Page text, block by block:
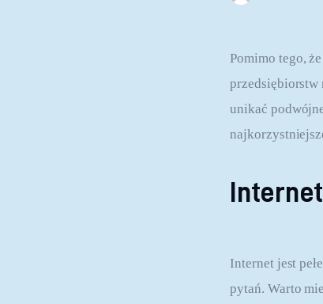
Pomimo tego,
przedsiębiorstw
unikać
Internet jest
pytań. Warto